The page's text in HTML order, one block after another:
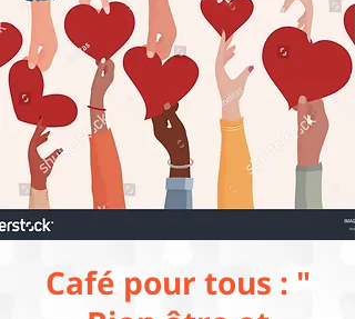
Café pour tous : "